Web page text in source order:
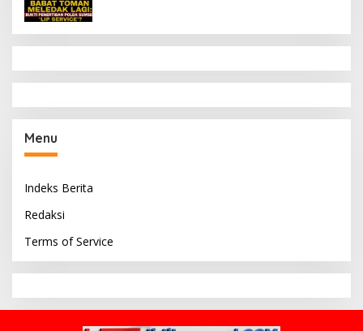
Menu
Indeks Berita
Redaksi
Terms of Service